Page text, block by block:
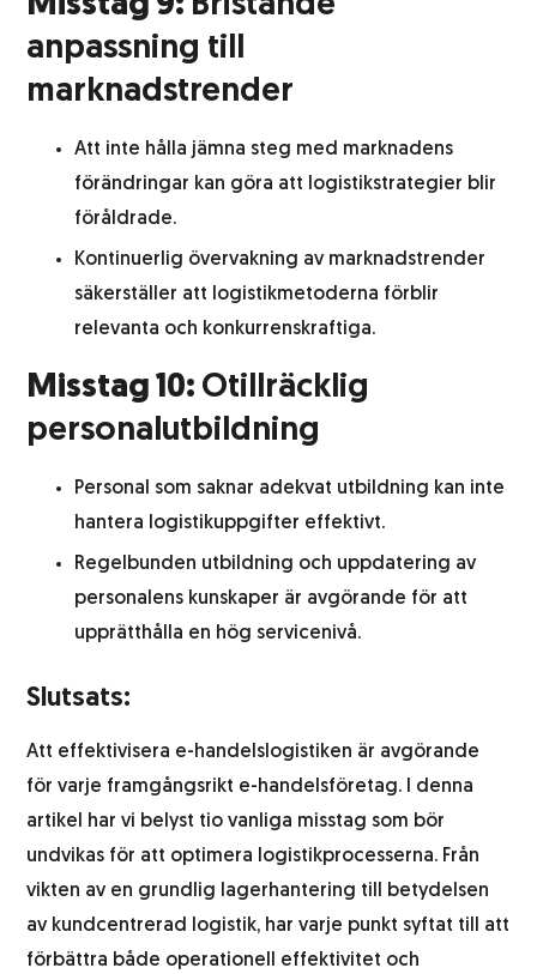
anpassning till
marknadstrender
Att inte hålla jämna steg med marknadens
förändringar kan göra att logistikstrategier blir
föråldrade.
Kontinuerlig övervakning av marknadstrender
säkerställer att logistikmetoderna förblir
relevanta och konkurrenskraftiga.
Misstag 10: Otillräcklig
personalutbildning
Personal som saknar adekvat utbildning kan inte
hantera logistikuppgifter effektivt.
Regelbunden utbildning och uppdatering av
personalens kunskaper är avgörande för att
upprätthålla en hög servicenivå.
Slutsats:
Att effektivisera e-handelslogistiken är avgörande
för varje framgångsrikt e-handelsföretag. I denna
artikel har vi belyst tio vanliga misstag som bör
undvikas för att optimera logistikprocesserna. Från
vikten av en grundlig lagerhantering till betydelsen
av kundcentrerad logistik, har varje punkt syftat till att
förbättra både operationell effektivitet och